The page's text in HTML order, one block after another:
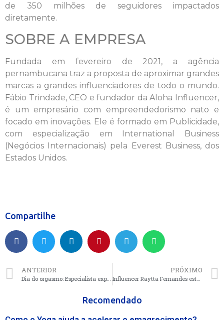
de 350 milhões de seguidores impactados
diretamente.
SOBRE A EMPRESA
Fundada em fevereiro de 2021, a agência
pernambucana traz a proposta de aproximar grandes
marcas a grandes influenciadores de todo o mundo.
Fábio Trindade, CEO e fundador da Aloha Influencer,
é um empresário com empreendedorismo nato e
focado em inovações. Ele é formado em Publicidade,
com especialização em International Business
(Negócios Internacionais) pela Everest Business, dos
Estados Unidos.
Compartilhe
ANTERIOR PRÓXIMO
Influencer Raytta Fernandes está ganhando grande destaque nas redes sociais
Recomendado